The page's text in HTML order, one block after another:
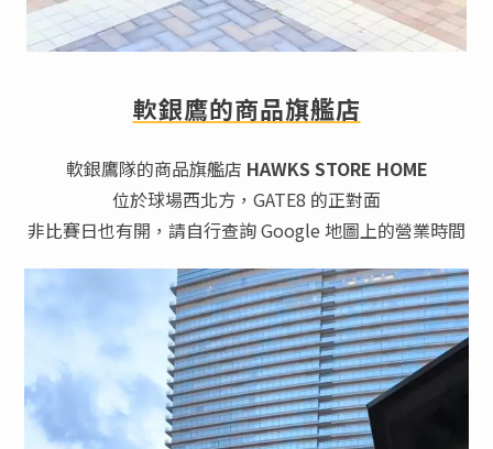
軟銀鷹的商品旗艦店
軟銀鷹隊的商品旗艦店 HAWKS STORE HOME
位於球場西北方，GATE8 的正對面
非比賽日也有開，請自行查詢 Google 地圖上的營業時間